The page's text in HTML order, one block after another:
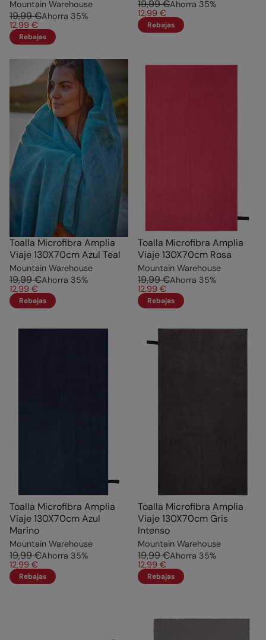
Mountain Warehouse
19,99 €Ahorra 35%
12,99 €
Rebajas
19,99 €Ahorra 35%
12,99 €
Rebajas
Toalla Microfibra Amplia
Viaje 130X70cm Azul Teal
Mountain Warehouse
19,99 €Ahorra 35%
12,99 €
Rebajas
Toalla Microfibra Amplia
Viaje 130X70cm Rosa
Mountain Warehouse
19,99 €Ahorra 35%
12,99 €
Rebajas
Toalla Microfibra Amplia
Viaje 130X70cm Azul
Marino
Mountain Warehouse
19,99 €Ahorra 35%
12,99 €
Rebajas
Toalla Microfibra Amplia
Viaje 130X70cm Gris
Intenso
Mountain Warehouse
19,99 €Ahorra 35%
12,99 €
Rebajas